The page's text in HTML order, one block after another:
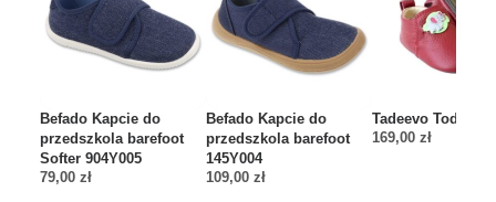
Befado Kapcie do
przedszkola barefoot
Softer 904Y005
79,00 zł
Befado Kapcie do
przedszkola barefoot
145Y004
109,00 zł
Tadeevo Toddler
169,00 zł